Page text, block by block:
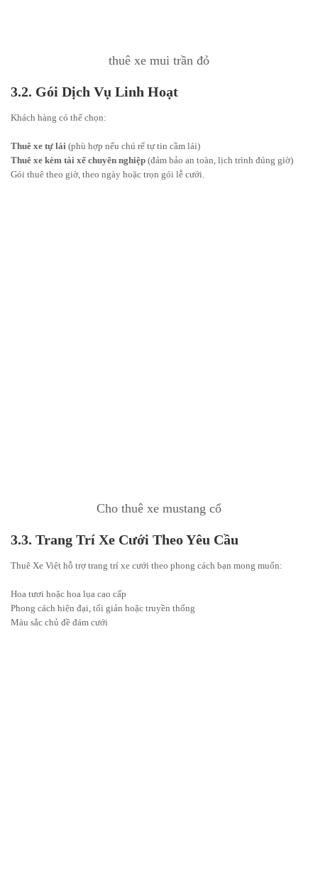
thuê xe mui trần đỏ
3.2. Gói Dịch Vụ Linh Hoạt
Khách hàng có thể chọn:
Thuê xe tự lái (phù hợp nếu chú rể tự tin cầm lái)
Thuê xe kèm tài xế chuyên nghiệp (đảm bảo an toàn, lịch trình đúng giờ)
Gói thuê theo giờ, theo ngày hoặc trọn gói lễ cưới.
Cho thuê xe mustang cổ
3.3. Trang Trí Xe Cưới Theo Yêu Cầu
Thuê Xe Việt hỗ trợ trang trí xe cưới theo phong cách bạn mong muốn:
Hoa tươi hoặc hoa lụa cao cấp
Phong cách hiện đại, tối giản hoặc truyền thống
Màu sắc chủ đề đám cưới